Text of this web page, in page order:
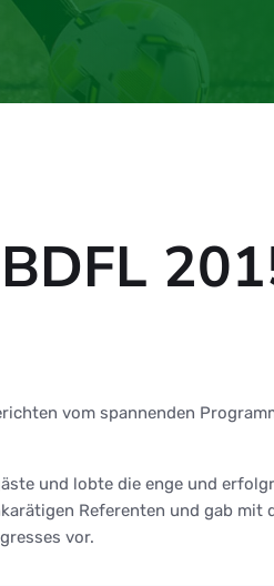
vom spannenden
und lobte die enge und
Referenten und gab mit
vor.